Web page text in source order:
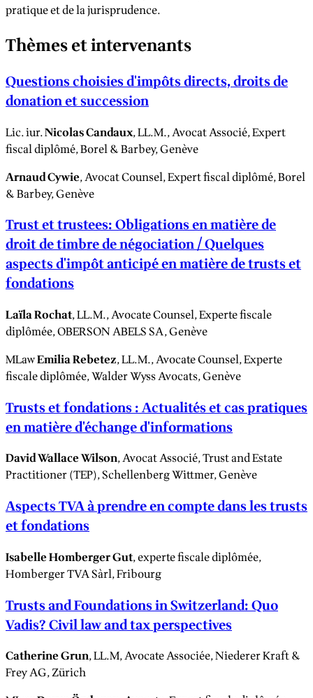
pratique et de la jurisprudence.
Thèmes et intervenants
Questions choisies d'impôts directs, droits de
donation et succession
Lic. iur.Nicolas Candaux, LL.M., Avocat Associé, Expert
fiscal diplômé, Borel & Barbey, Genève
Arnaud Cywie, Avocat Counsel, Expert fiscal diplômé, Borel
& Barbey, Genève
Trust et trustees: Obligations en matière de
droit de timbre de négociation / Quelques
aspects d'impôt anticipé en matière de trusts et
fondations
Laïla Rochat, LL.M., Avocate Counsel, Experte fiscale
diplômée, OBERSON ABELS SA, Genève
MLawEmilia Rebetez, LL.M., Avocate Counsel, Experte
fiscale diplômée, Walder Wyss Avocats, Genève
Trusts et fondations : Actualités et cas pratiques
en matière d'échange d'informations
David Wallace Wilson, Avocat Associé, Trust and Estate
Practitioner (TEP), Schellenberg Wittmer, Genève
Aspects TVA à prendre en compte dans les trusts
et fondations
Isabelle Homberger Gut, experte fiscale diplômée,
Homberger TVA Sàrl, Fribourg
Trusts and Foundations in Switzerland: Quo
Vadis? Civil law and tax perspectives
Catherine Grun, LL.M, Avocate Associée, Niederer Kraft &
Frey AG, Zürich